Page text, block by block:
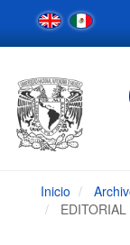
Navegación
principal
Contenido
Barra
lateral
Inicio
EDITORIAL